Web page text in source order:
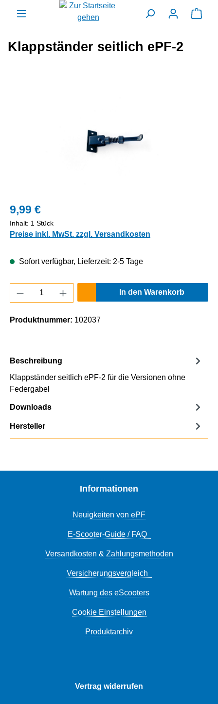
springen
Klappständer seitlich ePF-2
9,99 €
Inhalt: 1 Stück
Preise inkl. MwSt. zzgl. Versandkosten
Sofort verfügbar, Lieferzeit: 2-5 Tage
Produkt Anzahl: Gib den gewünschten
In den Warenkorb
Produktnummer: 102037
Beschreibung
Klappständer seitlich ePF-2 für die Versionen ohne
Federgabel
Downloads
Hersteller
Informationen
Neuigkeiten von ePF
E-Scooter-Guide / FAQ
Versandkosten & Zahlungsmethoden
Versicherungsvergleich
Wartung des eScooters
Cookie Einstellungen
Produktarchiv
Vertrag widerrufen